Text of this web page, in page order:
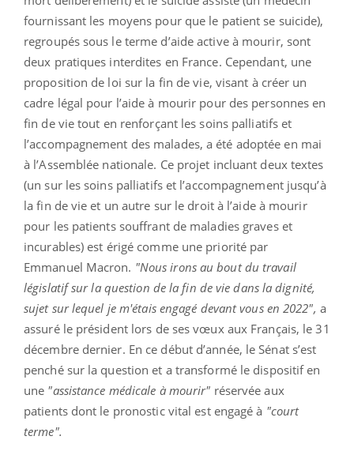
fournissant les moyens pour que le patient se suicide),
regroupés sous le terme d’aide active à mourir, sont
deux pratiques interdites en France. Cependant, une
proposition de loi sur la fin de vie, visant à créer un
cadre légal pour l’aide à mourir pour des personnes en
fin de vie tout en renforçant les soins palliatifs et
l’accompagnement des malades, a été adoptée en mai
à l’Assemblée nationale. Ce projet incluant deux textes
(un sur les soins palliatifs et l’accompagnement jusqu’à
la fin de vie et un autre sur le droit à l’aide à mourir
pour les patients souffrant de maladies graves et
incurables) est érigé comme une priorité par
Emmanuel Macron. "Nous irons au bout du travail
législatif sur la question de la fin de vie dans la dignité,
sujet sur lequel je m'étais engagé devant vous en 2022", a
assuré le président lors de ses vœux aux Français, le 31
décembre dernier. En ce début d’année, le Sénat s’est
penché sur la question et a transformé le dispositif en
une "assistance médicale à mourir" réservée aux
patients dont le pronostic vital est engagé à "court
terme".